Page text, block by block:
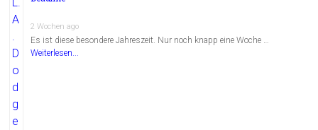
2 Wochen ago
Es ist diese besondere Jahreszeit. Nur noch knapp eine Woche …
Weiterlesen...